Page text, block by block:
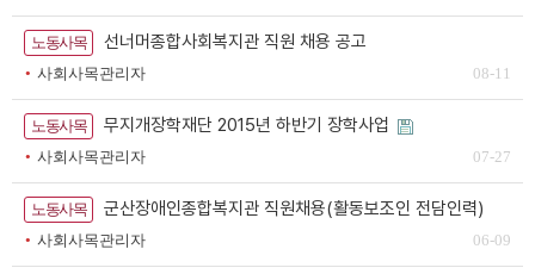
노동사목 선너머종합사회복지관 직원 채용 공고
사회사목관리자 08-11
노동사목 무지개장학재단 2015년 하반기 장학사업
사회사목관리자 07-27
노동사목 군산장애인종합복지관 직원채용(활동보조인 전담인력)
사회사목관리자 06-09